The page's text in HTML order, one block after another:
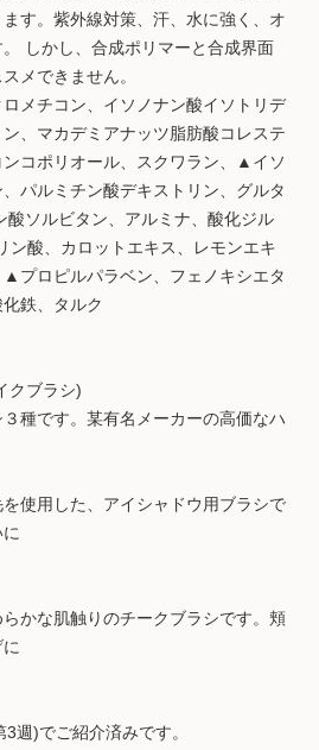
す。紫外線対策、汗、水に強く、オ
しかし、合成ポリマーと合成界面
メできません。
メチコン、イソノナン酸イソトリデ
、マカデミアナッツ脂肪酸コレステ
コポリオール、スクワラン、▲イソ
パルミチン酸デキストリン、グルタ
ソルビタン、アルミナ、酸化ジル
ン酸、カロットエキス、レモンエキ
プロピルパラベン、フェノキシエタ
鉄、タルク
クブラシ)
種です。某有名メーカーの高価なハ
使用した、アイシャドウ用ブラシで
かな肌触りのチークブラシです。頬
週)でご紹介済みです。